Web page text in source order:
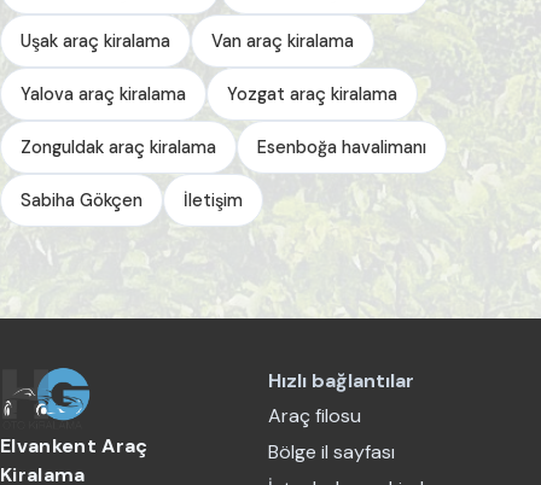
Uşak araç kiralama Van araç kiralama
Yalova araç kiralama Yozgat araç kiralama
Zonguldak araç kiralama Esenboğa havalimanı
Sabiha Gökçen İletişim
Elvankent Araç
Kiralama
Hızlı bağlantılar
Araç filosu
Bölge il sayfası